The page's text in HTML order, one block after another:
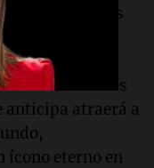
a nuevas
Londres
global de la
de sus íconos
anticipa atraerá a
ícono eterno en